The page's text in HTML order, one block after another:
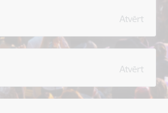
Atvērt
Atvērt